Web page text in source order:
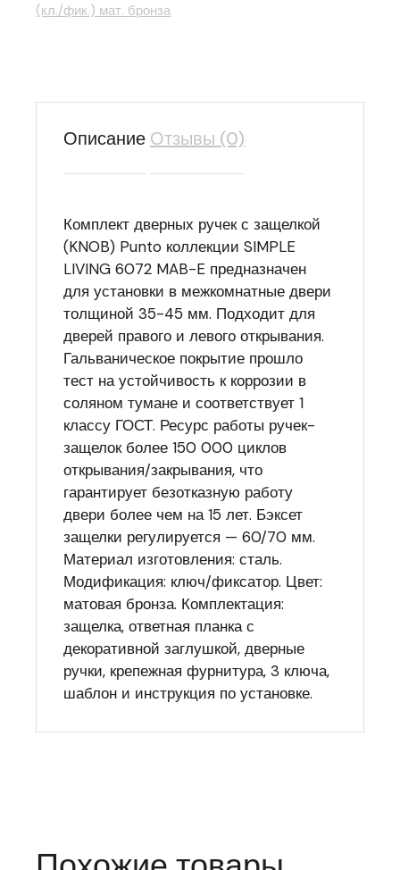
(кл./фик.) мат. бронза
Описание Отзывы (0)
Комплект дверных ручек с защелкой
(KNOB) Punto коллекции SIMPLE
LIVING 6072 MAB-E предназначен
для установки в межкомнатные двери
толщиной 35-45 мм. Подходит для
дверей правого и левого открывания.
Гальваническое покрытие прошло
тест на устойчивость к коррозии в
соляном тумане и соответствует 1
классу ГОСТ. Ресурс работы ручек-
защелок более 150 000 циклов
открывания/закрывания, что
гарантирует безотказную работу
двери более чем на 15 лет. Бэксет
защелки регулируется — 60/70 мм.
Материал изготовления: сталь.
Модификация: ключ/фиксатор. Цвет:
матовая бронза. Комплектация:
защелка, ответная планка с
декоративной заглушкой, дверные
ручки, крепежная фурнитура, 3 ключа,
шаблон и инструкция по установке.